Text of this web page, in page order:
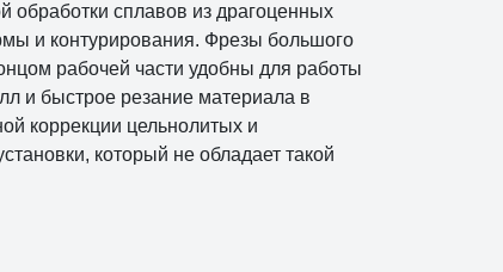
сплавов из драгоценных
и контурирования. Фрезы большого
рабочей части удобны для работы
и быстрое резание материала в
коррекции цельнолитых и
который не обладает такой